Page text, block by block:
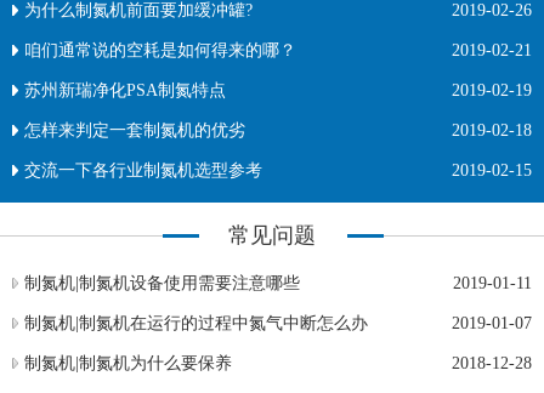
2019-02-26
为什么制氮机前面要加缓冲罐?
2019-02-21
咱们通常说的空耗是如何得来的哪？
2019-02-19
苏州新瑞净化PSA制氮特点
2019-02-18
怎样来判定一套制氮机的优劣
2019-02-15
交流一下各行业制氮机选型参考
常见问题
2019-01-11
制氮机|制氮机设备使用需要注意哪些
2019-01-07
制氮机|制氮机在运行的过程中氮气中断怎么办
2018-12-28
制氮机|制氮机为什么要保养